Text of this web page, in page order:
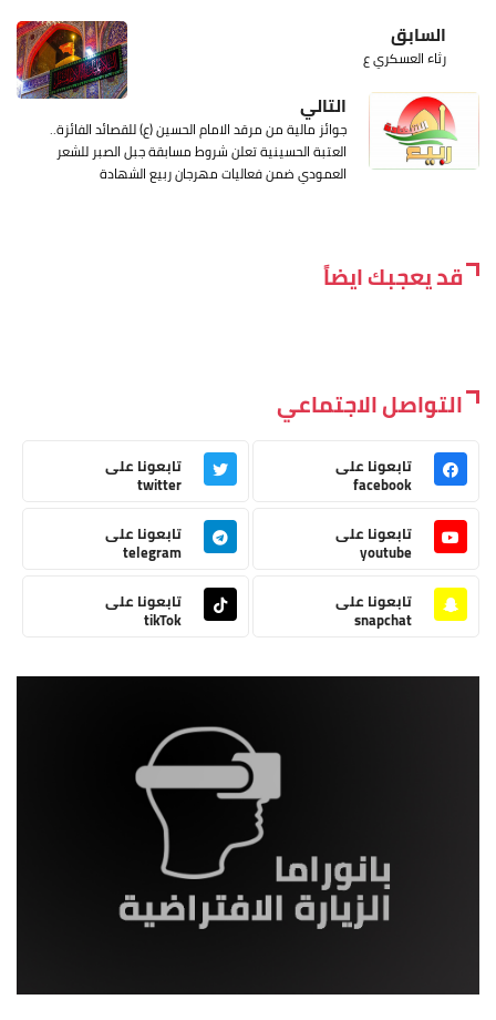
السابق
رثاء العسكري ع
التالي
جوائز مالية من مرقد الامام الحسين (ع) للقصائد الفائزة..
العتبة الحسينية تعلن شروط مسابقة جبل الصبر للشعر
العمودي ضمن فعاليات مهرجان ربيع الشهادة
قد يعجبك ايضاً
التواصل الاجتماعي
تابعونا على
facebook
تابعونا على
twitter
تابعونا على
youtube
تابعونا على
telegram
تابعونا على
snapchat
تابعونا على
tikTok